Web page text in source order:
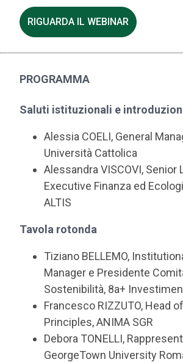
RIGUARDA IL WEBINAR
PROGRAMMA
Saluti istituzionali e
Alessia COELI, General
Università Cattolica
Alessandra VISCOVI, Senior
Executive Finanza ed
ALTIS
Tavola rotonda
Tiziano BELLEMO,
Manager e Presidente
Sostenibilità, 8a+
Francesco RIZZUTO, Head
Principles, ANIMA SGR
Debora TONELLI,
GeorgeTown University